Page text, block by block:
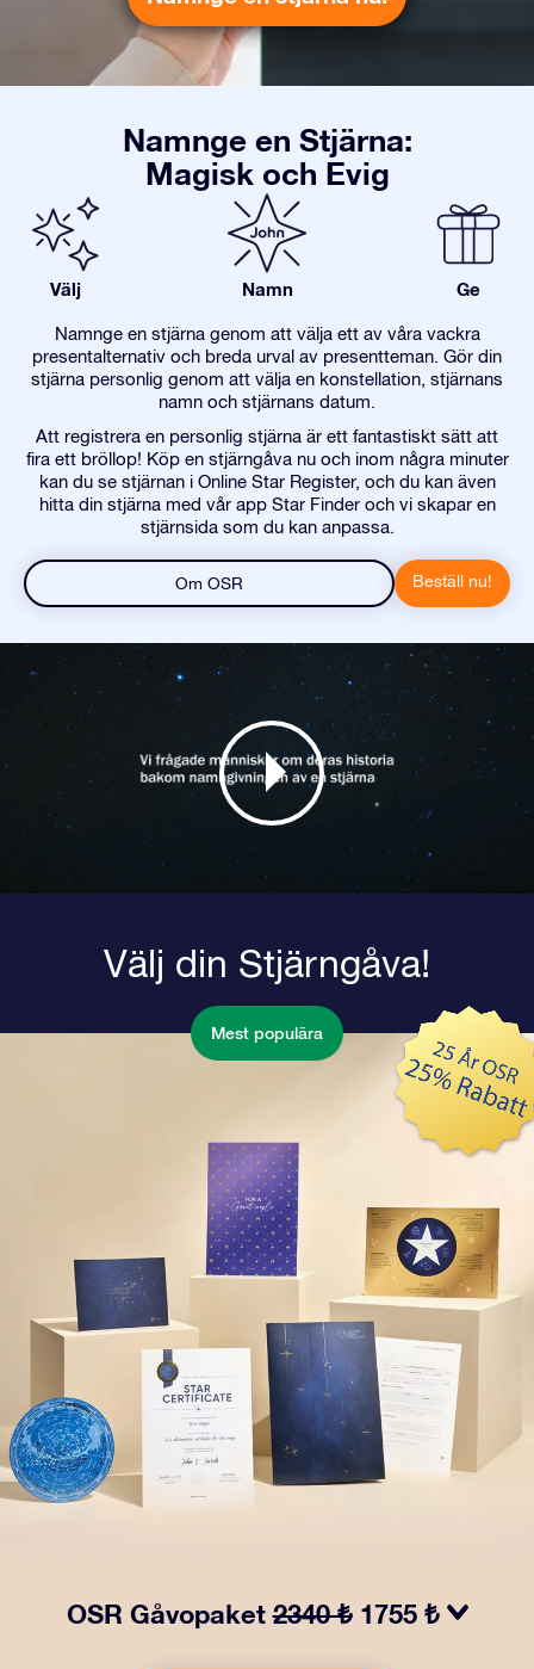
Namnge en Stjärna:
Magisk och Evig
Välj Namn Ge
Namnge en stjärna genom att välja ett av våra vackra
presentalternativ och breda urval av presentteman. Gör din
stjärna personlig genom att välja en konstellation, stjärnans
namn och stjärnans datum.
Att registrera en personlig stjärna är ett fantastiskt sätt att
fira ett bröllop! Köp en stjärngåva nu och inom några minuter
kan du se stjärnan i Online Star Register, och du kan även
hitta din stjärna med vår app Star Finder och vi skapar en
stjärnsida som du kan anpassa.
Om OSR Beställ nu!
Välj din Stjärngåva!
Mest populära
OSR Gåvopaket2340 ₺ 1755 ₺